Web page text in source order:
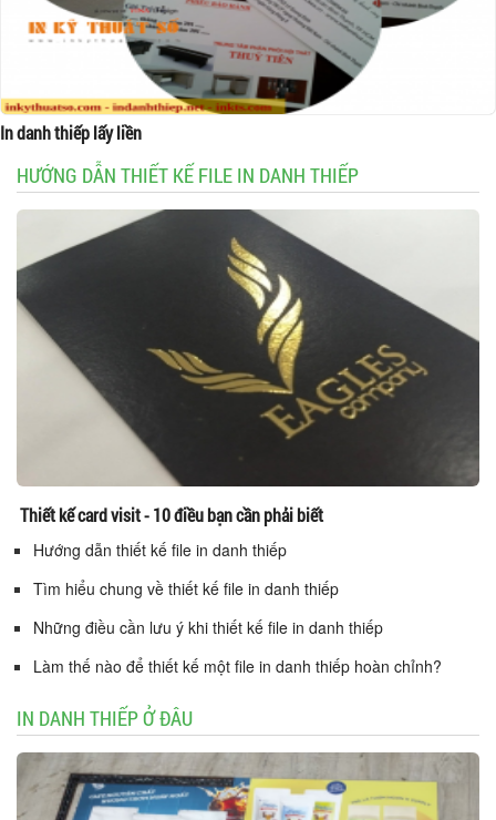
In danh thiếp lấy liền
HƯỚNG DẪN THIẾT KẾ FILE IN DANH THIẾP
Thiết kế card visit - 10 điều bạn cần phải biết
Hướng dẫn thiết kế file in danh thiếp
Tìm hiểu chung về thiết kế file in danh thiếp
Những điều cần lưu ý khi thiết kế file in danh thiếp
Làm thế nào để thiết kế một file in danh thiếp hoàn chỉnh?
IN DANH THIẾP Ở ĐÂU